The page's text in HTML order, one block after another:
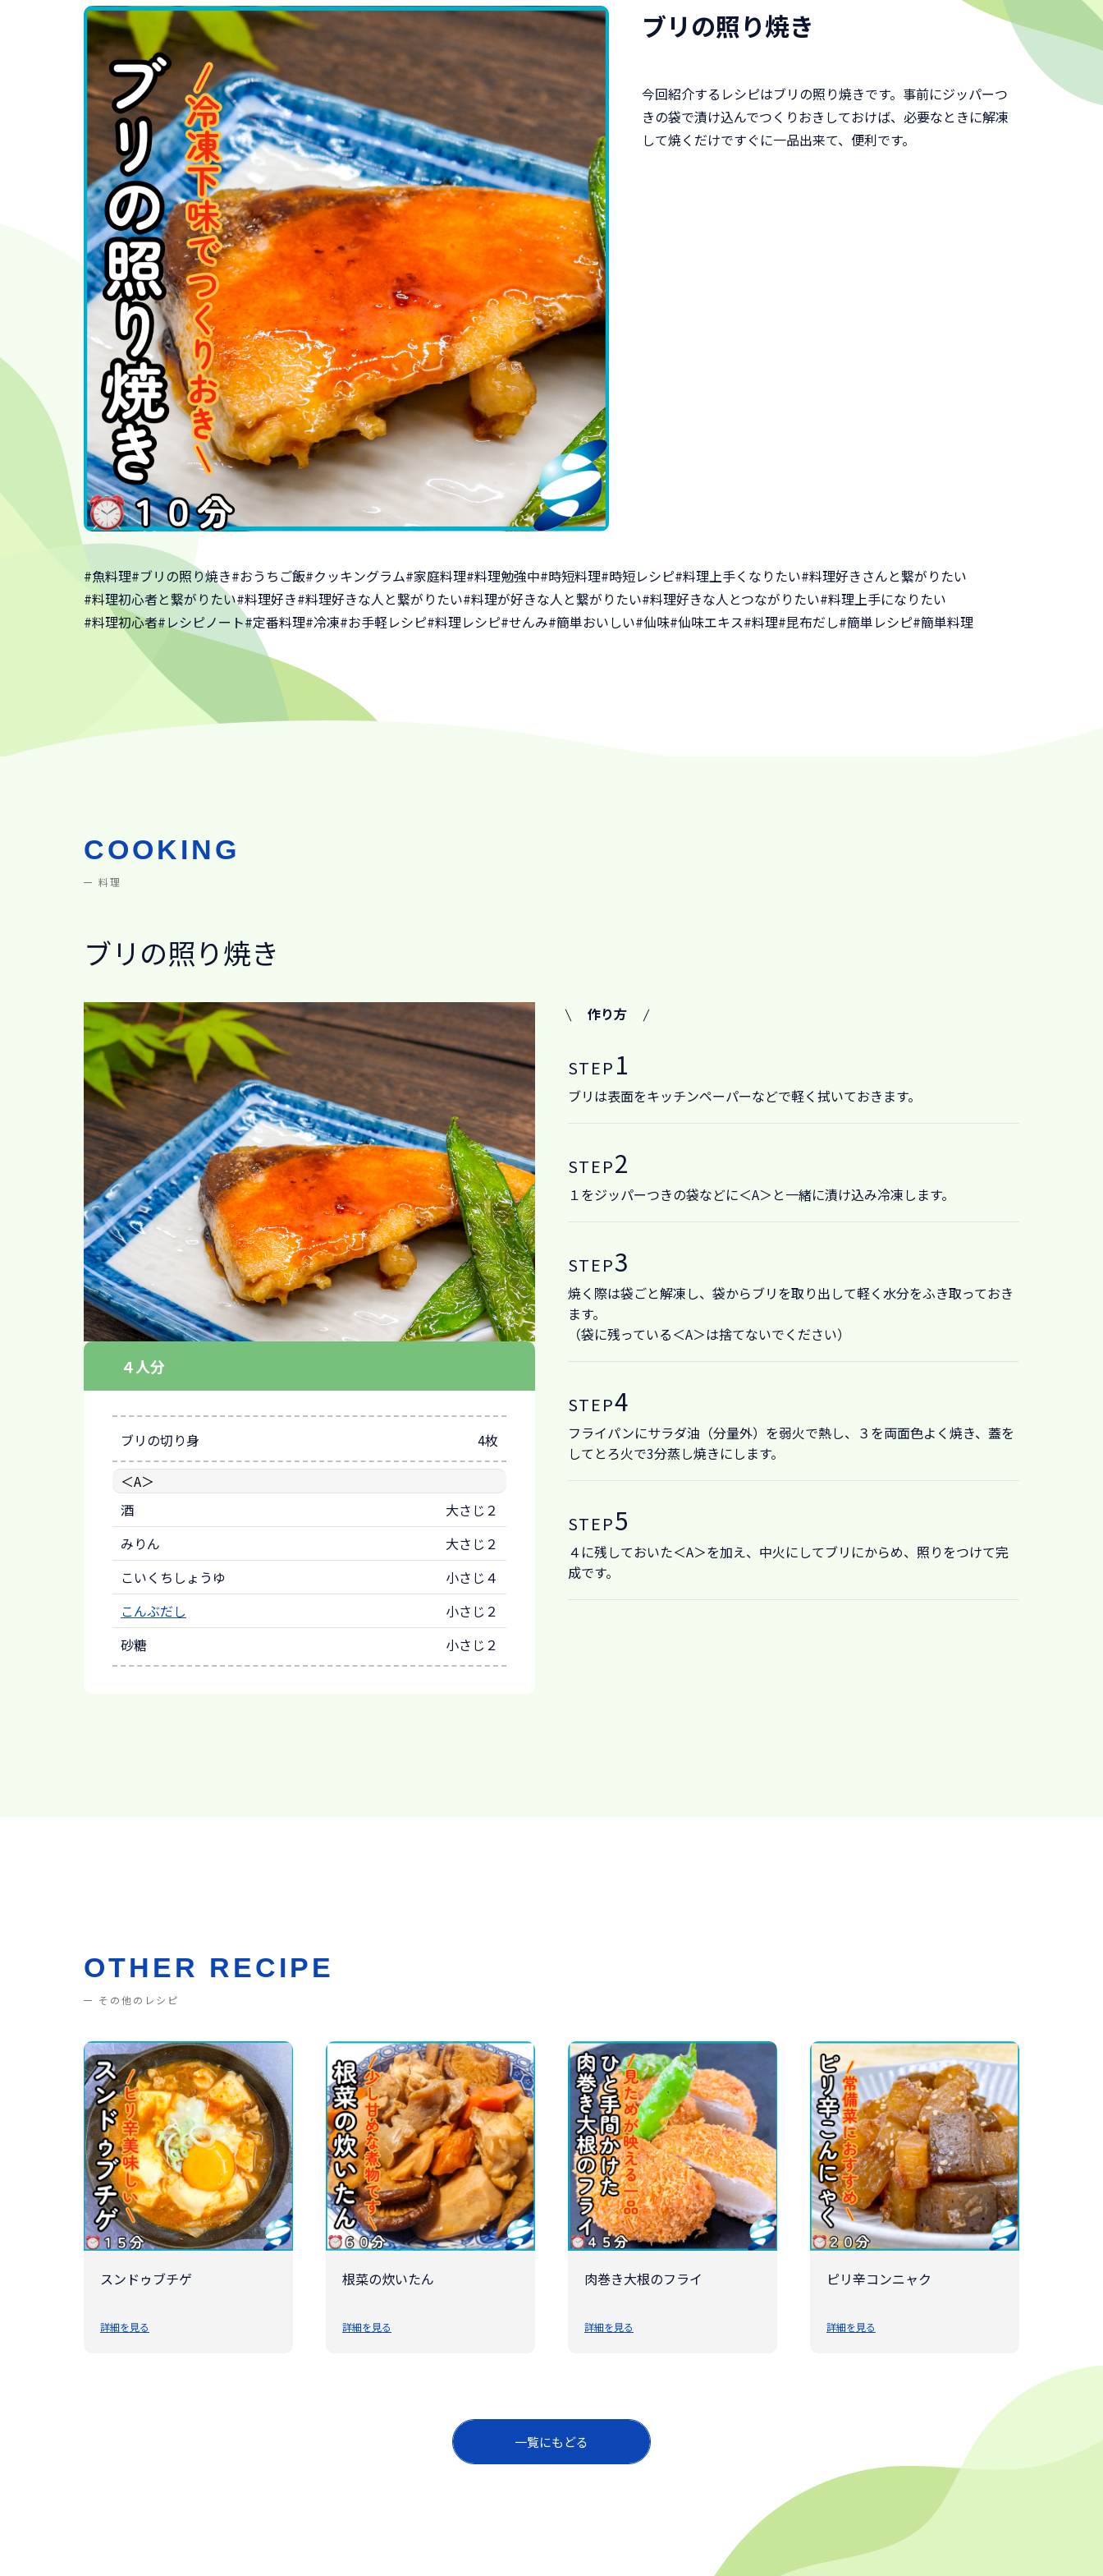
ブリの照り焼き
今回紹介するレシピはブリの照り焼きです。事前にジッパーつ
きの袋で漬け込んでつくりおきしておけば、必要なときに解凍
して焼くだけですぐに一品出来て、便利です。
#魚料理#ブリの照り焼き#おうちご飯#クッキングラム#家庭料理#料理勉強中#時短料理#時短レシピ#料理上手くなりたい#料理好きさんと繋がりたい
#料理初心者と繋がりたい#料理好き#料理好きな人と繋がりたい#料理が好きな人と繋がりたい#料理好きな人とつながりたい#料理上手になりたい
#料理初心者#レシピノート#定番料理#冷凍#お手軽レシピ#料理レシピ#せんみ#簡単おいしい#仙味#仙味エキス#料理#昆布だし#簡単レシピ#簡単料理
COOKING
料理
ブリの照り焼き
４人分
ブリの切り身 4枚
＜A＞
酒
大さじ２
みりん
大さじ２
こいくちしょうゆ
小さじ４
こんぶだし
小さじ２
砂糖
小さじ２
作り方
STEP 1
ブリは表面をキッチンペーパーなどで軽く拭いておきます。
STEP2
１をジッパーつきの袋などに＜A＞と一緒に漬け込み冷凍します。
STEP3
焼く際は袋ごと解凍し、袋からブリを取り出して軽く水分をふき取っておき
ます。
（袋に残っている＜A＞は捨てないでください）
STEP4
フライパンにサラダ油（分量外）を弱火で熱し、３を両面色よく焼き、蓋を
してとろ火で3分蒸し焼きにします。
STEP5
４に残しておいた＜A＞を加え、中火にしてブリにからめ、照りをつけて完
成です。
OTHER RECIPE
その他のレシピ
スンドゥブチゲ
詳細を見る
根菜の炊いたん
詳細を見る
肉巻き大根のフライ
詳細を見る
ピリ辛コンニャク
詳細を見る
一覧にもどる